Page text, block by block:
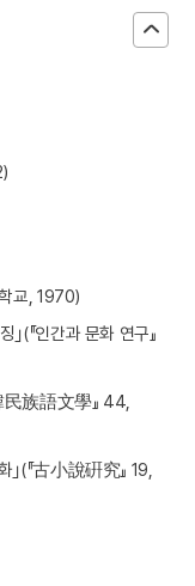
교, 1970)
｣(『인간과 문화 연구』
民族語文學』 44,
(『古小說硏究』 19,